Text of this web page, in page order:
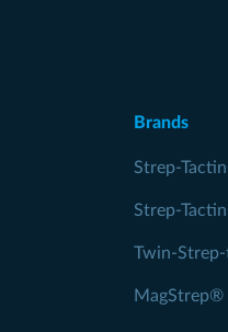
Brands
Strep-
Strep-
Twin-
MagStrep®